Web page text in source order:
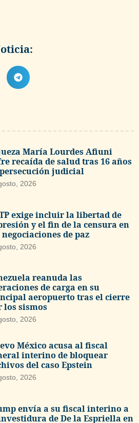
María Lourdes Afiuni
recaída de salud tras 16 años
judicial
2026
exige incluir la libertad de
y el fin de la censura en
de paz
2026
reanuda las
de carga en su
aeropuerto tras el cierre
los sismos
2026
México acusa al fiscal
interino de bloquear
del caso Epstein
2026
envía a su fiscal interino a
de De la Espriella en